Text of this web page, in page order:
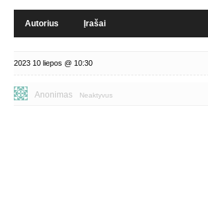
Autorius Įrašai
2023 10 liepos @ 10:30
Anonimas Neaktyvus